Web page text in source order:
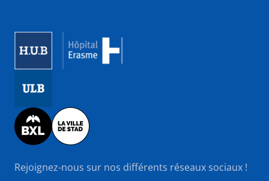
Image
Rejoignez-nous sur nos différents réseaux sociaux !